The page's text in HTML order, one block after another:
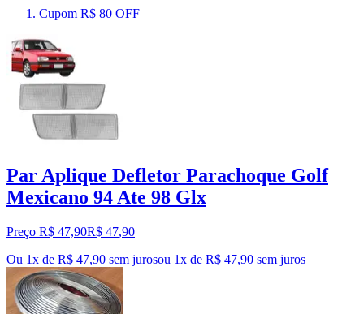
Cupom R$ 80 OFF
Par Aplique Defletor Parachoque Golf
Mexicano 94 Ate 98 Glx
Preço R$ 47,90R$ 47,90
Ou 1x de R$ 47,90 sem jurosou 1x de R$ 47,90 sem juros